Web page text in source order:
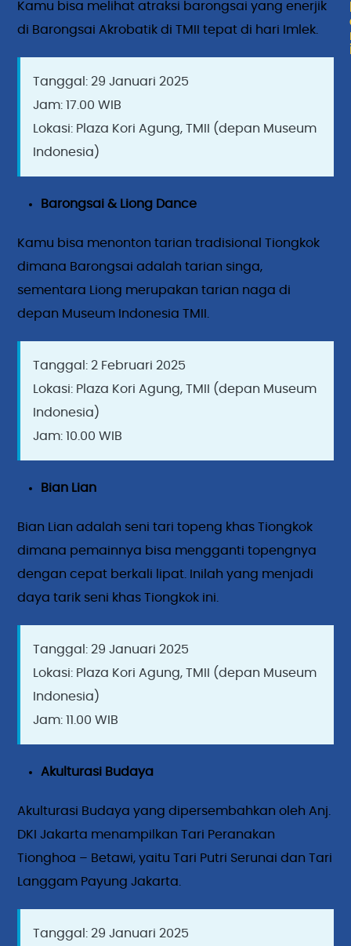
Kamu bisa melihat atraksi barongsai yang enerjik
di Barongsai Akrobatik di TMII tepat di hari Imlek.
Tanggal: 29 Januari 2025
Jam: 17.00 WIB
Lokasi: Plaza Kori Agung, TMII (depan Museum
Indonesia)
Barongsai & Liong Dance
Kamu bisa menonton tarian tradisional Tiongkok
dimana Barongsai adalah tarian singa,
sementara Liong merupakan tarian naga di
depan Museum Indonesia TMII.
Tanggal: 2 Februari 2025
Lokasi: Plaza Kori Agung, TMII (depan Museum
Indonesia)
Jam: 10.00 WIB
Bian Lian
Bian Lian adalah seni tari topeng khas Tiongkok
dimana pemainnya bisa mengganti topengnya
dengan cepat berkali lipat. Inilah yang menjadi
daya tarik seni khas Tiongkok ini.
Tanggal: 29 Januari 2025
Lokasi: Plaza Kori Agung, TMII (depan Museum
Indonesia)
Jam: 11.00 WIB
Akulturasi Budaya
Akulturasi Budaya yang dipersembahkan oleh Anj.
DKI Jakarta menampilkan Tari Peranakan
Tionghoa – Betawi, yaitu Tari Putri Serunai dan Tari
Langgam Payung Jakarta.
Tanggal: 29 Januari 2025